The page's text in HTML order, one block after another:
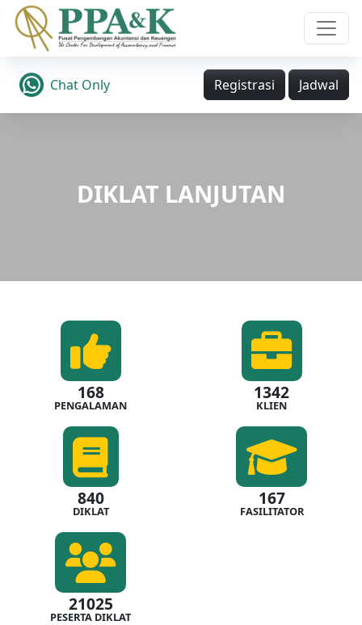
Chat Only Registrasi Jadwal
DIKLAT LANJUTAN
168
PENGALAMAN
1342
KLIEN
840
DIKLAT
167
FASILITATOR
21025
PESERTA DIKLAT